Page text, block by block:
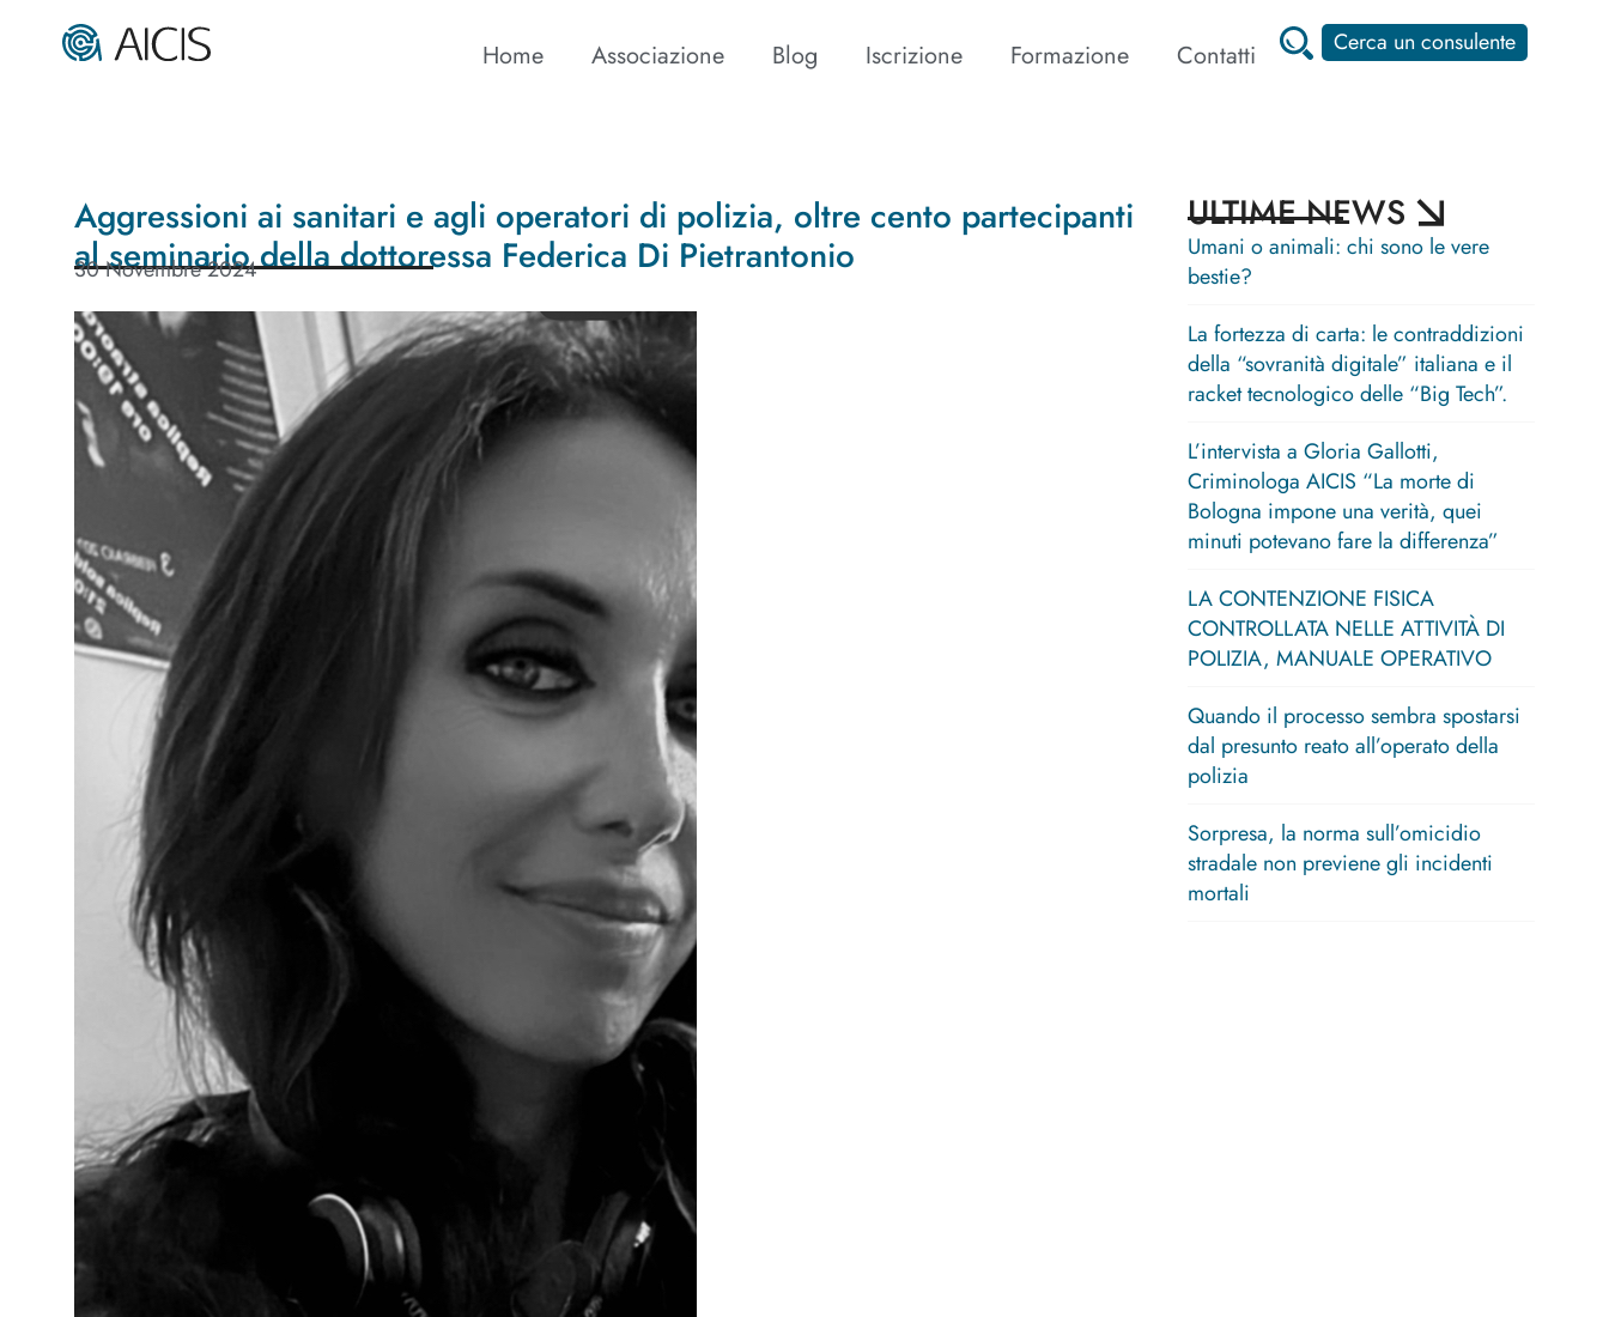
Home Associazione Blog Iscrizione Formazione Contatti Cerca un consulente
Aggressioni ai sanitari e agli operatori di polizia, oltre cento partecipanti
al seminario della dottoressa Federica Di Pietrantonio
30 Novembre 2024
ULTIME NEWS
Umani o animali: chi sono le vere
bestie?
La fortezza di carta: le contraddizioni
della “sovranità digitale” italiana e il
racket tecnologico delle “Big Tech”.
L’intervista a Gloria Gallotti,
Criminologa AICIS “La morte di
Bologna impone una verità, quei
minuti potevano fare la differenza”
LA CONTENZIONE FISICA
CONTROLLATA NELLE ATTIVITÀ DI
POLIZIA, MANUALE OPERATIVO
Quando il processo sembra spostarsi
dal presunto reato all’operato della
polizia
Sorpresa, la norma sull’omicidio
stradale non previene gli incidenti
mortali